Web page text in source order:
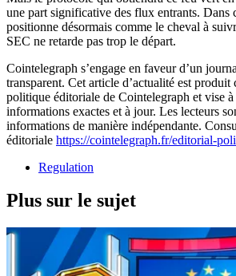
une part significative des flux entrants. Dans
positionne désormais comme le cheval à
SEC ne retarde pas trop le départ.
Cointelegraph s’engage en faveur d’un
transparent. Cet article d’actualité est produit
politique éditoriale de Cointelegraph et vise
informations exactes et à jour. Les lecteurs
informations de manière indépendante.
éditoriale https://cointelegraph.fr/editorial-
Regulation
Plus sur le sujet